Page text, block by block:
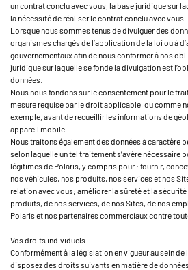
un contrat conclu avec vous, la base juridique sur
la nécessité de réaliser le contrat conclu avec vous.
Lorsque nous sommes tenus de divulguer des
organismes chargés de l’application de la loi ou à
gouvernementaux afin de nous conformer à nos
juridique sur laquelle se fonde la divulgation est
données.
Nous nous fondons sur le consentement pour le
mesure requise par le droit applicable, ou comme
exemple, avant de recueillir les informations de
appareil mobile.
Nous traitons également des données à caractère
selon laquelle un tel traitement s’avère nécessaire
légitimes de Polaris, y compris pour : fournir,
nos véhicules, nos produits, nos services et nos
relation avec vous; améliorer la sûreté et la
produits, de nos services, de nos Sites, de nos
Polaris et nos partenaires commerciaux contre
Vos droits individuels
Conformément à la législation en vigueur au sein de
disposez des droits suivants en matière de